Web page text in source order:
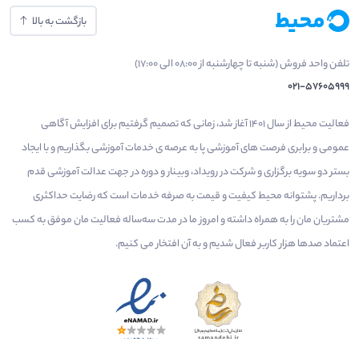
بازگشت به بالا
تلفن واحد فروش (شنبه تا چهارشنبه از 08:00 الی 17:00)
021-57605999
فعالیت محیط از سال 1401 آغاز شد، زمانی که تصمیم گرفتیم برای افزایش آگاهی
عمومی و برابری فرصت های آموزشی پا به عرصه ی خدمات آموزشی بگذاریم و با ایجاد
بستر دو سویه برگزاری و شرکت در رویداد، وبینار و دوره در جهت عدالت آموزشی قدم
برداریم. پشتوانه محیط کیفیت و قیمت به صرفه خدمات است که رضایت حداکثری
مشتریان مان را به همراه داشته و امروز ما در مدت سه‌ساله فعالیت مان موفق به کسب
اعتماد صدها هزار کاربر فعال شدیم و به آن افتخار می‌ کنیم.